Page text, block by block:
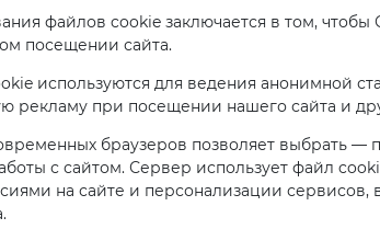
файлов cookie заключается в том,
посещении сайта.
используются для ведения анонимной
рекламу при посещении нашего сайта и
браузеров позволяет выбрать —
с сайтом. Сервер использует файл
на сайте и персонализации